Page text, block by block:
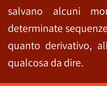
salvano alcuni
determinate
quanto derivativo,
qualcosa da dire.